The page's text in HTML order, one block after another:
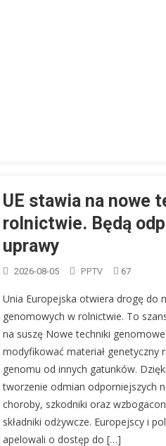
UE stawia na nowe
rolnictwie. Będą
uprawy
2026-08-05 PPTV 67
Unia Europejska otwiera drogę do
genomowych w rolnictwie. To
na suszę Nowe techniki
modyfikować materiał genetyczny
genomu od innych gatunków.
tworzenie odmian odporniejszych
choroby, szkodniki oraz
składniki odżywcze. Europejscy i
apelowali o dostęp do […]